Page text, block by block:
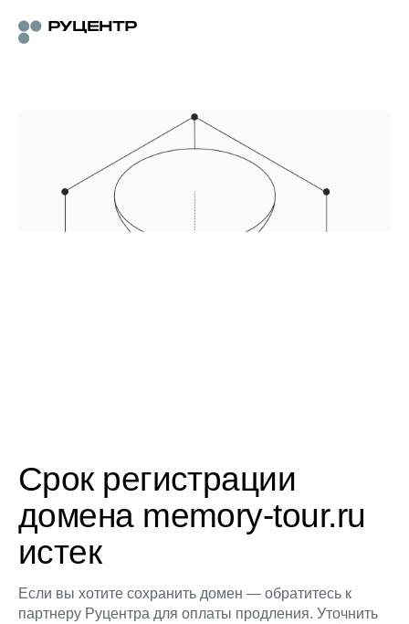
Срок регистрации
домена memory-tour.ru
истек
Если вы хотите сохранить домен — обратитесь к
партнеру Руцентра для оплаты продления. Уточнить